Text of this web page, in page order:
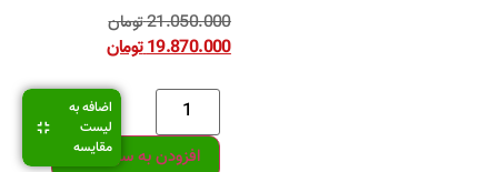
21.050.000تومان
19.870.000تومان
افزودن به سبد خرید
اضافه به
لیست
مقایسه